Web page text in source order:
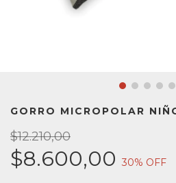
GORRO MICROPOLAR
$12.210,00
$8.600,00 30% OFF